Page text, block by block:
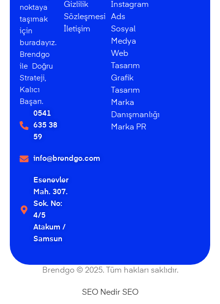
noktaya
taşımak
için
buradayız.
Brendgo
ile Doğru
Strateji,
Kalıcı
Başarı.
0541
635 38
59
info@brendgo.com
Esenevler
Mah. 307.
Sok. No:
4/5
Atakum /
Samsun
Gizlilik
Sözleşmesi
İletişim
Instagram
Ads
Sosyal
Medya
Web
Tasarım
Grafik
Tasarım
Marka
Danışmanlığı
Marka PR
Brendgo © 2025. Tüm hakları saklıdır.
SEO Nedir SEO